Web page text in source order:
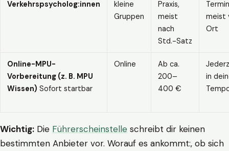
Verkehrspsycholog:innen
kleine
Gruppen
Praxis,
meist
nach
Std.-Satz
meist
Ort
Online-MPU-
Vorbereitung (z. B. MPU
Wissen) Sofort startbar
Online
Ab ca.
200–
400 €
in
Wichtig: Die Führerscheinstelle schreibt dir keinen
bestimmten Anbieter vor. Worauf es ankommt:, ob sich